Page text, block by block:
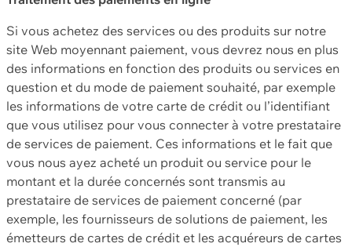
Si vous achetez des services ou des produits sur notre
site Web moyennant paiement, vous devrez nous en plus
des informations en fonction des produits ou services en
question et du mode de paiement souhaité, par exemple
les informations de votre carte de crédit ou l’identifiant
que vous utilisez pour vous connecter à votre prestataire
de services de paiement. Ces informations et le fait que
vous nous ayez acheté un produit ou service pour le
montant et la durée concernés sont transmis au
prestataire de services de paiement concerné (par
exemple, les fournisseurs de solutions de paiement, les
émetteurs de cartes de crédit et les acquéreurs de cartes